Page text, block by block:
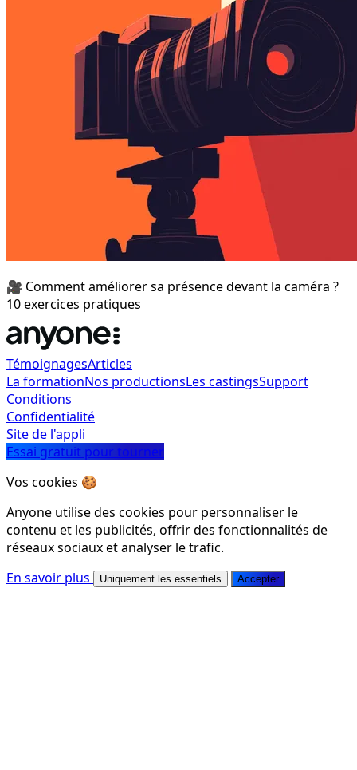
🎥 Comment améliorer sa présence devant la caméra ?
10 exercices pratiques
TémoignagesArticles
La formationNos productionsLes castingsSupport
Conditions
Confidentialité
Site de l'appli
Essai gratuit pour tourner
Vos cookies 🍪
Anyone utilise des cookies pour personnaliser le
contenu et les publicités, offrir des fonctionnalités de
réseaux sociaux et analyser le trafic.
En savoir plus
Uniquement les essentiels Accepter